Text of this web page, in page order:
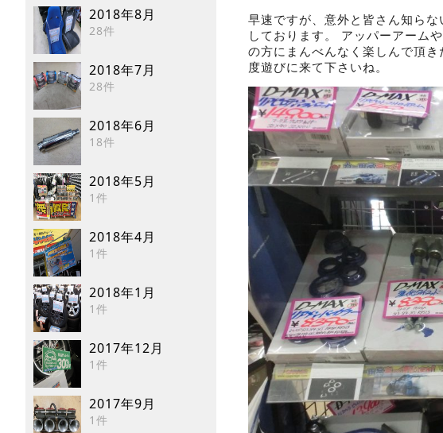
2018年8月
28件
2018年7月
28件
2018年6月
18件
2018年5月
1件
2018年4月
1件
2018年1月
1件
2017年12月
1件
2017年9月
1件
早速ですが、意外と皆さん知ら
しております。 アッパーアーム
の方にまんべんなく楽しんで頂
度遊びに来て下さいね。